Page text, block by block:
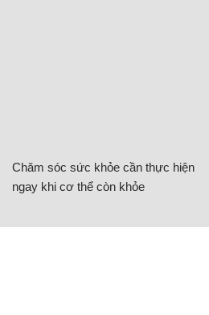
Chăm sóc sức khỏe cần thực hiện
ngay khi cơ thể còn khỏe